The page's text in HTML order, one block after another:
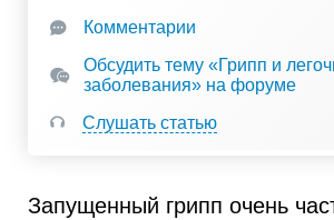
Комментарии
Обсудить тему «Грипп и
заболевания» на форуме
Слушать статью
Запущенный грипп очень